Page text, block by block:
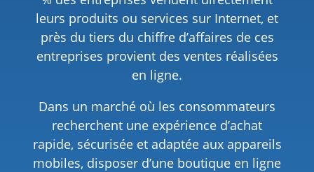
leurs produits ou services sur Internet, et
près du tiers du chiffre d’affaires de ces
entreprises provient des ventes réalisées
en ligne.
Dans un marché où les consommateurs
recherchent une expérience d’achat
rapide, sécurisée et adaptée aux appareils
mobiles, disposer d’une boutique en ligne